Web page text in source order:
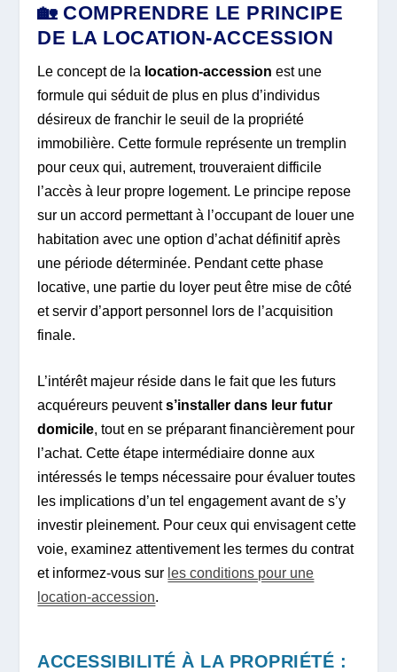
🏡 COMPRENDRE LE PRINCIPE
DE LA LOCATION-ACCESSION
Le concept de la location-accession est une
formule qui séduit de plus en plus d’individus
désireux de franchir le seuil de la propriété
immobilière. Cette formule représente un tremplin
pour ceux qui, autrement, trouveraient difficile
l’accès à leur propre logement. Le principe repose
sur un accord permettant à l’occupant de louer une
habitation avec une option d’achat définitif après
une période déterminée. Pendant cette phase
locative, une partie du loyer peut être mise de côté
et servir d’apport personnel lors de l’acquisition
finale.
L’intérêt majeur réside dans le fait que les futurs
acquéreurs peuvents’installer dans leur futur
domicile, tout en se préparant financièrement pour
l’achat. Cette étape intermédiaire donne aux
intéressés le temps nécessaire pour évaluer toutes
les implications d’un tel engagement avant de s’y
investir pleinement. Pour ceux qui envisagent cette
voie, examinez attentivement les termes du contrat
et informez-vous sur les conditions pour une
location-accession.
ACCESSIBILITÉ À LA PROPRIÉTÉ :